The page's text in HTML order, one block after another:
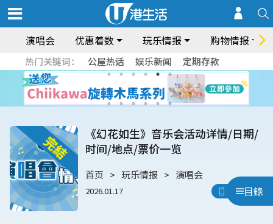
演唱会 优惠着数 玩乐情报 购物情报
热门关键词： 公屋热话 娱乐新闻 定期存款
目錄
《幻花如生》音乐会活动详情/日期/
时间/地点/票价一览
首页 玩乐情报 演唱会
2026.01.17 用App睇